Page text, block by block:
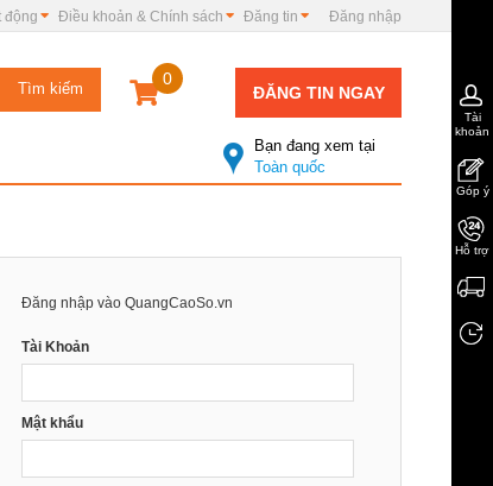
Đăng nhập
Đăng tin
Điều khoản & Chính sách
động
0
ĐĂNG TIN NGAY
Bạn đang xem tại
Toàn quốc
Đăng nhập vào QuangCaoSo.vn
Tài Khoản
Mật khẩu
Tài
khoản
Góp ý
Hỗ trợ